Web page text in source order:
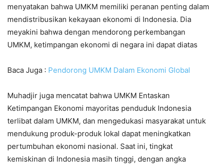
menyatakan bahwa UMKM memiliki peranan penting dalam
mendistribusikan kekayaan ekonomi di Indonesia. Dia
meyakini bahwa dengan mendorong perkembangan
UMKM, ketimpangan ekonomi di negara ini dapat diatas
Baca Juga : Pendorong UMKM Dalam Ekonomi Global
Muhadjir juga mencatat bahwa UMKM Entaskan
Ketimpangan Ekonomi mayoritas penduduk Indonesia
terlibat dalam UMKM, dan mengedukasi masyarakat untuk
mendukung produk-produk lokal dapat meningkatkan
pertumbuhan ekonomi nasional. Saat ini, tingkat
kemiskinan di Indonesia masih tinggi, dengan angka